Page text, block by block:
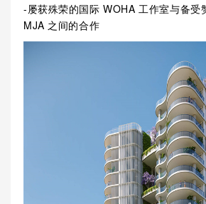
-屡获殊荣的国际 WOHA 工作室与备受
MJA 之间的合作